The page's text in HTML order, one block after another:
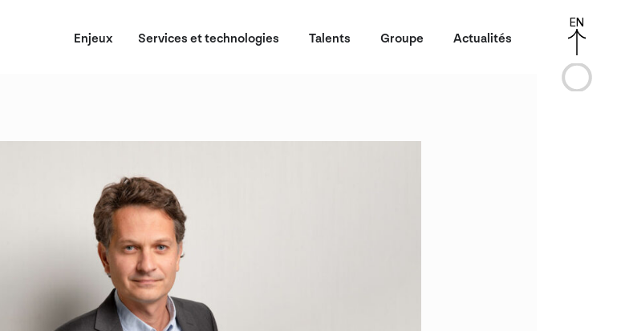
Enjeux Services et technologies Talents Groupe Actualités
EN